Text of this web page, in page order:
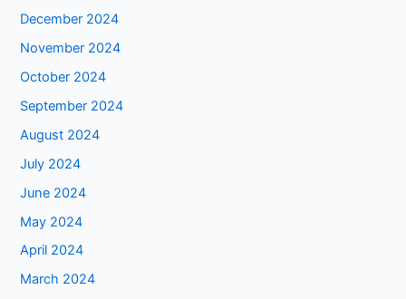
December 2024
November 2024
October 2024
September 2024
August 2024
July 2024
June 2024
May 2024
April 2024
March 2024